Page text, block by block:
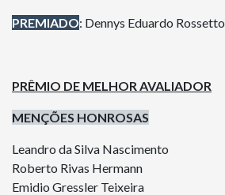
PREMIADO: Dennys Eduardo Rossetto
PRÊMIO DE MELHOR AVALIADOR
MENÇÕES HONROSAS
Leandro da Silva Nascimento
Roberto Rivas Hermann
Emidio Gressler Teixeira